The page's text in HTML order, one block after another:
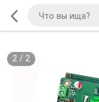
2/ 2